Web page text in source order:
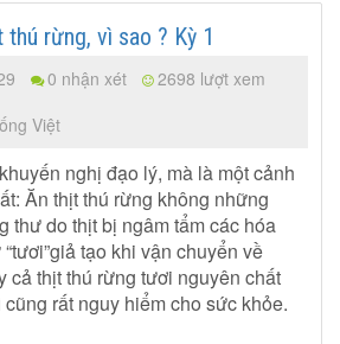
rừng, vì sao ? Kỳ 1
0 nhận xét
2698 lượt xem
Việt
nghị đạo lý, mà là một cảnh
Ăn thịt thú rừng không những
thư do thịt bị ngâm tẩm các hóa
tạo khi vận chuyển về
cả thịt thú rừng tươi nguyên chất
rất nguy hiểm cho sức khỏe.